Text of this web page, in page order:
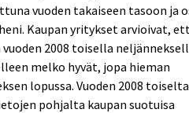
vuoden takaiseen tasoon ja
Kaupan yritykset arvioivat,
2008 toisella
melko hyvät, jopa hieman
lopussa. Vuoden 2008 toiselta
pohjalta kaupan suotuisa